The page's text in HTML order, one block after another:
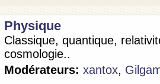
Physique
Classique, quantique,
cosmologie..
Modérateurs: xantox,